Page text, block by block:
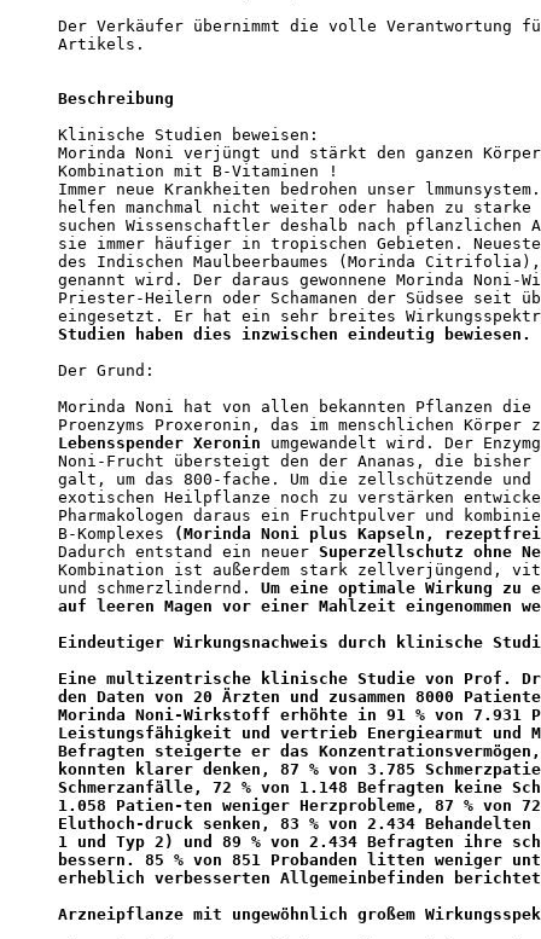
Der Verkäufer übernimmt die volle Verantwortung
Artikels.
Beschreibung
Klinische Studien beweisen:
Morinda Noni verjüngt und stärkt den ganzen
Kombination mit B-Vitaminen !
Immer neue Krankheiten bedrohen unser
helfen manchmal nicht weiter oder haben zu starke
suchen Wissenschaftler deshalb nach
sie immer häufiger in tropischen Gebieten.
des Indischen Maulbeerbaumes (Morinda
genannt wird. Der daraus gewonnene Morinda
Priester-Heilern oder Schamanen der Südsee seit
eingesetzt. Er hat ein sehr breites
Studien haben dies inzwischen eindeutig bewiesen.
Der Grund:
Morinda Noni hat von allen bekannten Pflanzen
Proenzyms Proxeronin, das im menschlichen Körper
Lebensspender Xeronin umgewandelt wird. Der
Noni-Frucht übersteigt den der Ananas, die
galt, um das 800-fache. Um die zellschützende
exotischen Heilpflanze noch zu verstärken
Pharmakologen daraus ein Fruchtpulver und
B-Komplexes
(Morinda Noni plus Kapseln, rezeptfrei
Dadurch entstand ein neuer Superzellschutz ohne
Kombination ist außerdem stark zellverjüngend,
und schmerzlindernd. Um eine optimale Wirkung
auf leeren Magen vor einer Mahlzeit eingenommen
Eindeutiger Wirkungsnachweis durch klinische
Eine multizentrische klinische Studie von Prof.
den Daten von 20 Ärzten und zusammen 8000
Morinda Noni-Wirkstoff erhöhte in 91 % von 7.931
Leistungsfähigkeit und vertrieb Energiearmut und
Befragten steigerte er das
konnten klarer denken, 87 % von 3.785
Schmerzanfälle, 72 % von 1.148 Befragten keine
1.058 Patien-ten weniger Herzprobleme, 87 % von
Eluthoch-druck senken, 83 % von 2.434
1 und Typ 2) und 89 % von 2.434 Befragten ihre
bessern. 85 % von 851 Probanden litten weniger
erheblich verbesserten Allgemeinbefinden
Arzneipflanze mit ungewöhnlich großem